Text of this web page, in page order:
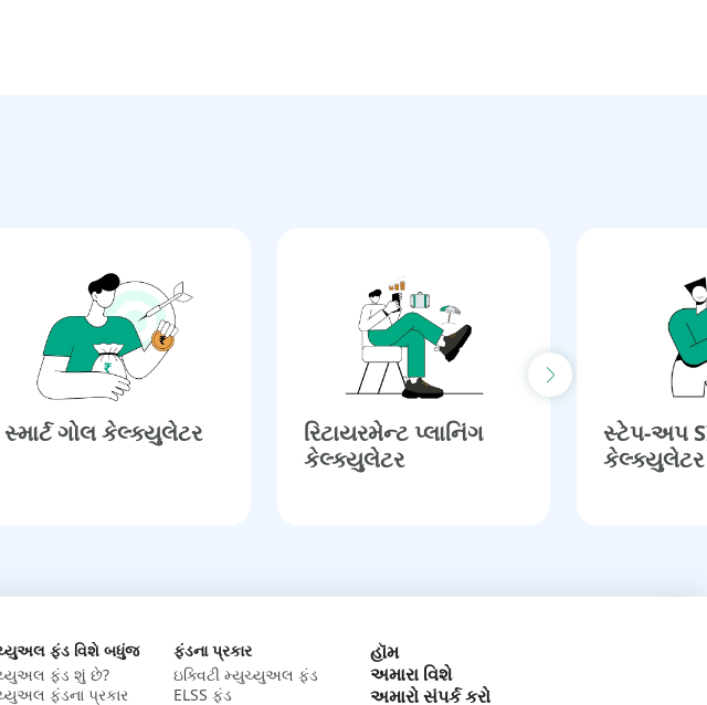
સ્માર્ટ ગોલ કેલ્ક્યુલેટર
રિટાયરમેન્ટ પ્લાનિંગ
કેલ્ક્યુલેટર​
સ્ટેપ-અપ
કેલ્ક્યુલેટર
Next slide
ફંડ વિશે બધુંજ
ફંડ શું છે?
ફંડના પ્રકાર
ફંડના પ્રકાર
ઇક્વિટી મ્યુચ્યુઅલ ફંડ
ELSS ફંડ
હૉમ
અમારા વિશે
અમારો સંપર્ક કરો